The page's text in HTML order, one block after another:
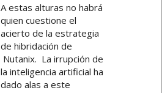
A estas alturas no habrá
quien cuestione el
acierto de la estrategia
de hibridación de
Nutanix. La irrupción de
la inteligencia artificial ha
dado alas a este